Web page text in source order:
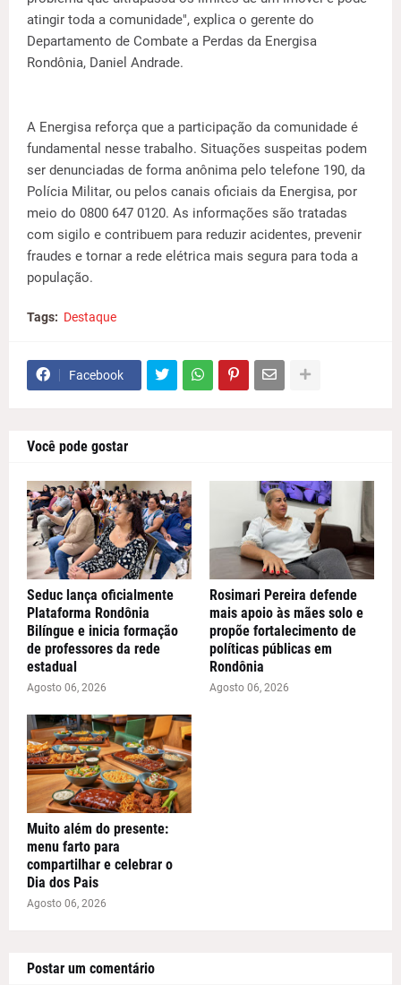
atingir toda a comunidade", explica o gerente do
Departamento de Combate a Perdas da Energisa
Rondônia, Daniel Andrade.
A Energisa reforça que a participação da comunidade é
fundamental nesse trabalho. Situações suspeitas podem
ser denunciadas de forma anônima pelo telefone 190, da
Polícia Militar, ou pelos canais oficiais da Energisa, por
meio do 0800 647 0120. As informações são tratadas
com sigilo e contribuem para reduzir acidentes, prevenir
fraudes e tornar a rede elétrica mais segura para toda a
população.
Tags: Destaque
Facebook
Você pode gostar
Seduc lança oficialmente
Plataforma Rondônia
Bilíngue e inicia formação
de professores da rede
estadual
Agosto 06, 2026
Rosimari Pereira defende
mais apoio às mães solo e
propõe fortalecimento de
políticas públicas em
Rondônia
Agosto 06, 2026
Muito além do presente:
menu farto para
compartilhar e celebrar o
Dia dos Pais
Agosto 06, 2026
Postar um comentário